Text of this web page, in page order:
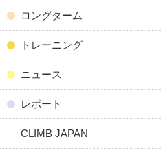
ロングターム
トレーニング
ニュース
レポート
CLIMB JAPAN